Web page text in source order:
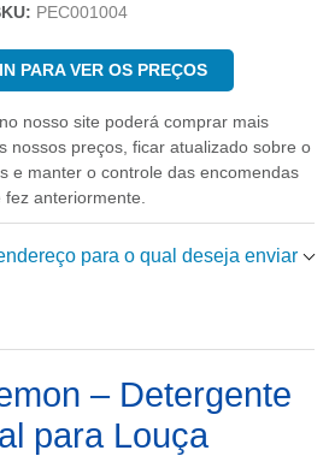
PEC001004
PARA VER OS PREÇOS
nosso site poderá comprar mais
nossos preços, ficar atualizado sobre o
e manter o controle das encomendas
fez anteriormente.
para o qual deseja enviar
– Detergente
para Louça